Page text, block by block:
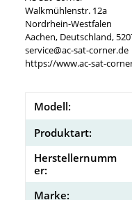
Walkmühlenstr. 12a
Nordrhein-Westfalen
Aachen, Deutschland,
service@ac-sat-corner.de
https://www.ac-sat-
Modell:
Produktart:
Herstellernumm
er:
Marke: